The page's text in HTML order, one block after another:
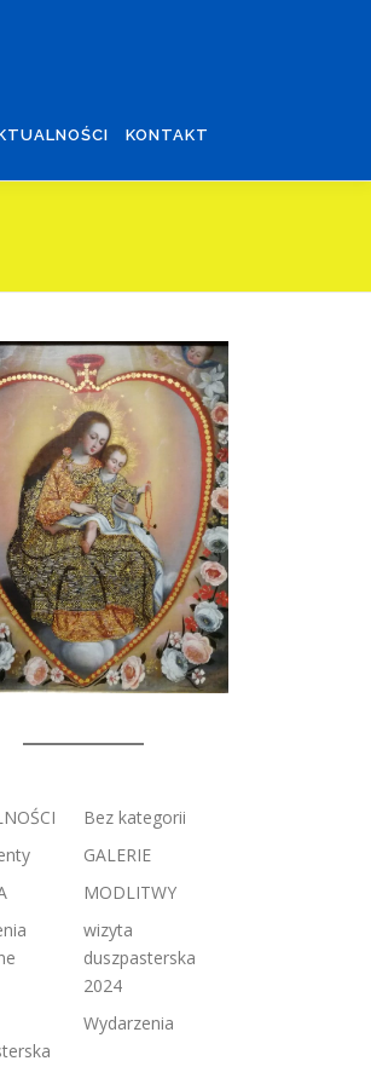
KONTAKT
Bez kategorii
GALERIE
MODLITWY
wizyta
duszpasterska
2024
Wydarzenia